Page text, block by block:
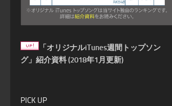
「オリジナルiTunes週間トップソン
グ」紹介資料 (2018年1月更新)
PICK UP